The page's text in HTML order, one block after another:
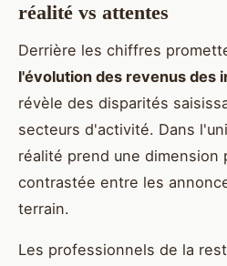
réalité vs attentes
Derrière les chiffres
l'évolution des revenus des
révèle des disparités
secteurs d'activité. Dans
réalité prend une dimension
contrastée entre les
terrain.
Les professionnels de la